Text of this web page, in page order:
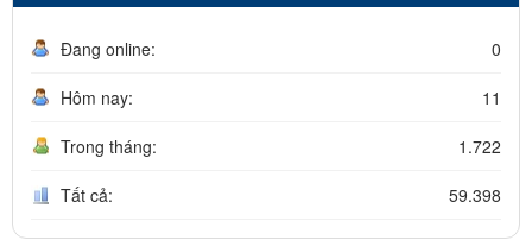
Đang online: 0
Hôm nay: 11
Trong tháng: 1.722
Tất cả: 59.398